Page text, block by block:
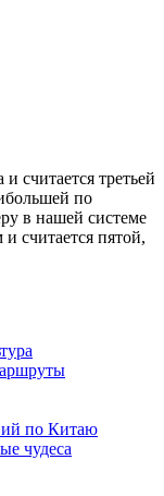
считается третьей
по
в нашей системе
считается пятой,
по Китаю
чудеса